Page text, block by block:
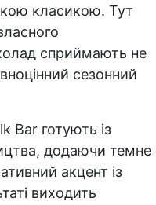
класикою. Тут
сприймають не
сезонний
Bar готують із
додаючи темне
акцент із
виходить